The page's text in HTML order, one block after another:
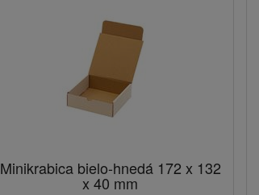
Minikrabica bielo-hnedá 172 x 132
x 40 mm